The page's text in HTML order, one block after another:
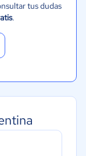
tus dudas
.